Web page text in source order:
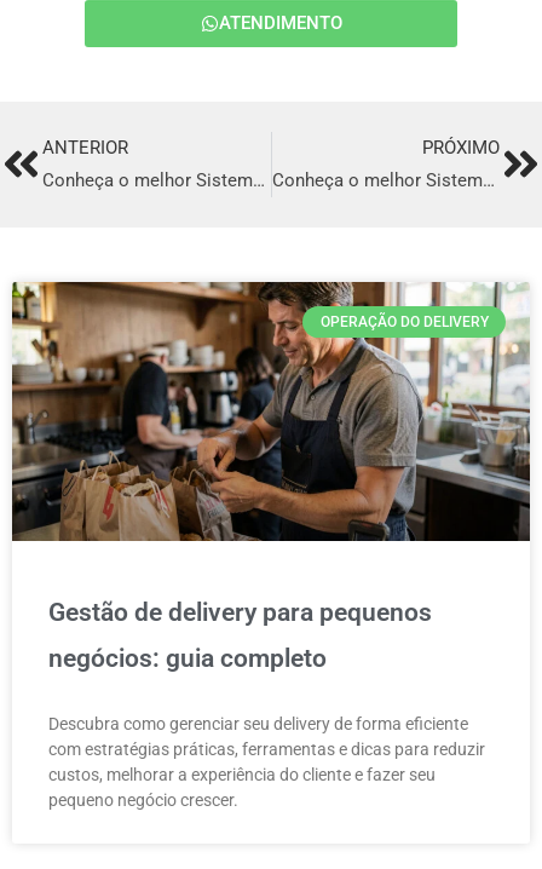
ATENDIMENTO
PrevANTERIOR
Conheça o melhor Sistema para Delivery em São João Del Rei
PRÓXIMO
Conheça o melhor Sistema para Delivery em Pará de Minas
OPERAÇÃO DO DELIVERY
Gestão de delivery para pequenos
negócios: guia completo
Descubra como gerenciar seu delivery de forma eficiente
com estratégias práticas, ferramentas e dicas para reduzir
custos, melhorar a experiência do cliente e fazer seu
pequeno negócio crescer.